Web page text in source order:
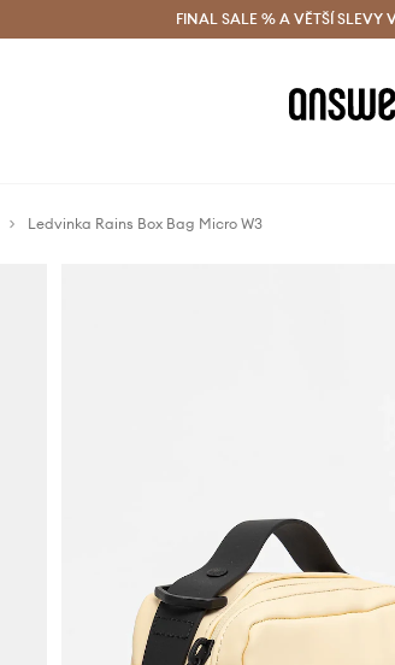
Doručení a vrácení zdarma (od 1800 Kč)FINAL SALE % A VĚTŠÍ SLEVY
Ledvinka Rains Box Bag Micro W3